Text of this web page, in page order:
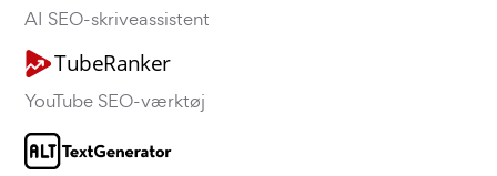
AI SEO-skriveassistent
YouTube SEO-værktøj